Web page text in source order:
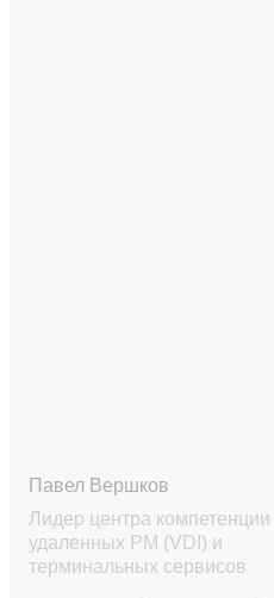
Павел Вершков
Лидер центра компетенции
удаленных РМ (VDI) и
терминальных сервисов